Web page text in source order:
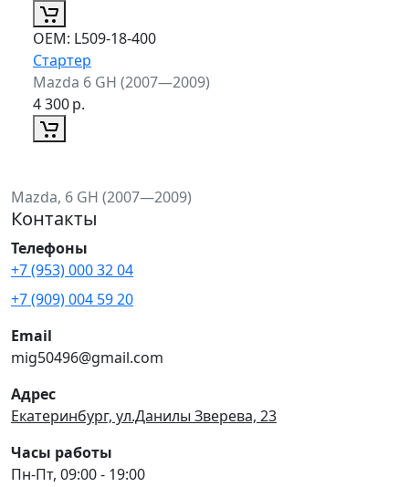
ОЕМ: L509-18-400
Стартер
Mazda 6 GH (2007—2009)
4 300р.
Mazda, 6 GH (2007—2009)
Контакты
Телефоны
+7 (953) 000 32 04
+7 (909) 004 59 20
Email
mig50496@gmail.com
Адрес
Екатеринбург, ул.Данилы Зверева, 23
Часы работы
Пн-Пт, 09:00 - 19:00